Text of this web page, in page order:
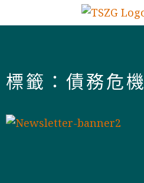
標籤：債務危機